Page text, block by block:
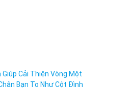
Cải Thiện Vòng Một
Bạn To Như Cột Đình